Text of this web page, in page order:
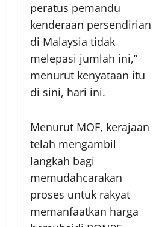
peratus pemandu
kenderaan persendirian
di Malaysia tidak
melepasi jumlah ini,”
menurut kenyataan itu
di sini, hari ini.
Menurut MOF, kerajaan
telah mengambil
langkah bagi
memudahcarakan
proses untuk rakyat
memanfaatkan harga